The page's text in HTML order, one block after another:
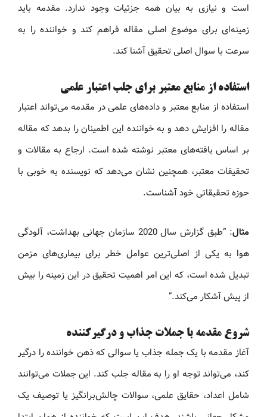
است و نیازی به بیان همه جزئیات وجود ندارد. مقدمه باید
زمینه‌ای برای موضوع اصلی مقاله فراهم کند و خواننده را به
سرعت با سوال اصلی تحقیق آشنا کند.
استفاده از منابع معتبر برای جلب اعتبار علمی
استفاده از منابع معتبر و داده‌های علمی در مقدمه می‌تواند اعتبار
مقاله را افزایش دهد و به خواننده این اطمینان را بدهد که مقاله
بر اساس یافته‌های معتبر نوشته شده است. ارجاع به مقالات و
تحقیقات معتبر، همچنین نشان می‌دهد که نویسنده به خوبی با
حوزه تحقیقاتی خود آشناست.
مثال
: “طبق گزارش سال 2020 سازمان جهانی بهداشت، آلودگی
هوا به یکی از اصلی‌ترین عوامل خطر برای بیماری‌های مزمن
تبدیل شده است، که این امر اهمیت تحقیق در این زمینه را بیش
از پیش آشکار می‌کند.”
شروع مقدمه با جملات جذاب و درگیرکننده
آغاز مقدمه با یک جمله جذاب یا سوالی که ذهن خواننده را درگیر
کند، می‌تواند توجه او را به مقاله جلب کند. این جملات می‌توانند
شامل اعداد، حقایق علمی، سوالات چالش‌برانگیز یا توصیف یک